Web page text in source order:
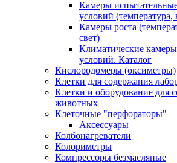
Камеры
условий (температура,
Камеры роста
свет)
Климатические
условий. Каталог
Кислородомеры (оксиметры)
Клетки для содержания
Клетки и оборудование для
животных
Клеточные "перфораторы"
Аксессуары
Колбонагреватели
Колориметры
Компрессоры безмасляные